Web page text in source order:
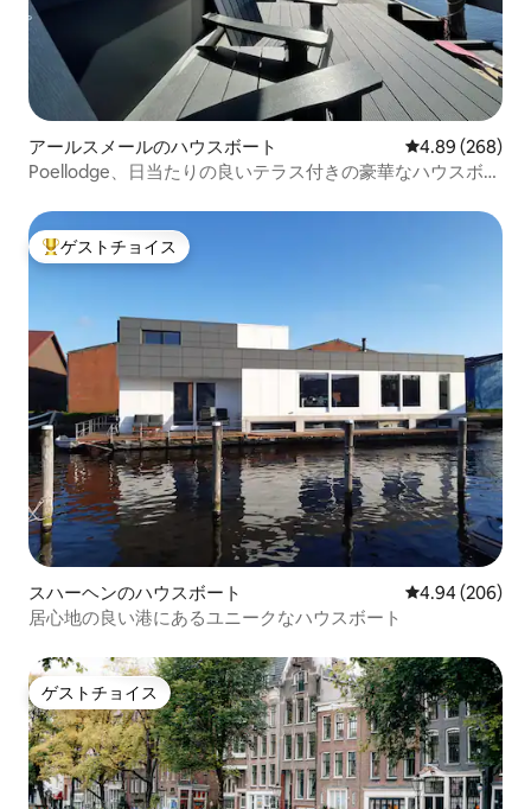
アールスメールのハウスボート レビュー268
4.89 (268)
Poellodge、日当たりの良いテラス付きの豪華なハウスボー
大好評のゲストチョイスです。
ゲストチョイス
スハーヘンのハウスボート レビュー206
4.94 (206)
居心地の良い港にあるユニークなハウスボート
ゲストチョイス
ゲストチョイス